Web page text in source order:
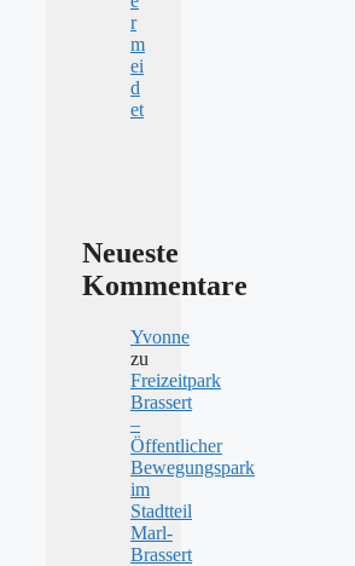
r
m
ei
d
et
Neueste
Kommentare
Yvonne
zu
Freizeitpark
Brassert
–
Öffentlicher
Bewegungspark
im
Stadtteil
Marl-
Brassert